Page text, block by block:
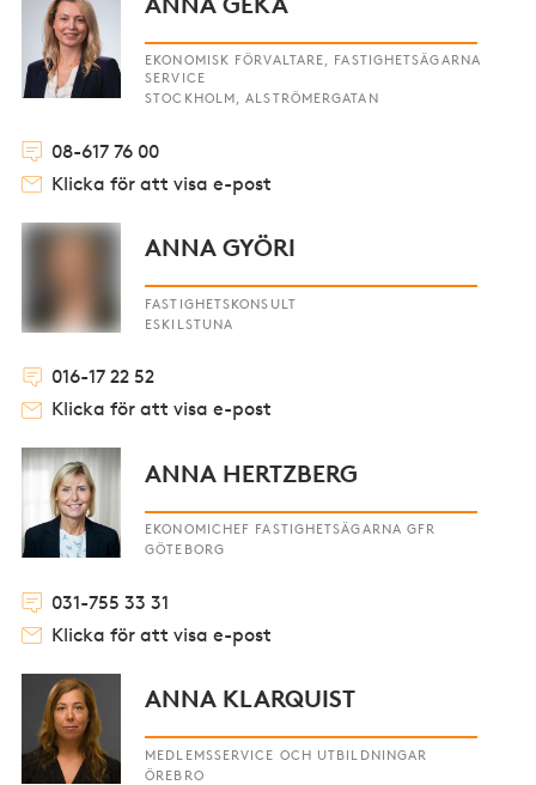
EKONOMISK FÖRVALTARE, FASTIGHETSÄGARNA
SERVICE
STOCKHOLM, ALSTRÖMERGATAN
08-617 76 00
Klicka för att visa e-post
ANNA GYÖRI
FASTIGHETSKONSULT
ESKILSTUNA
016-17 22 52
Klicka för att visa e-post
ANNA HERTZBERG
EKONOMICHEF FASTIGHETSÄGARNA GFR
GÖTEBORG
031-755 33 31
Klicka för att visa e-post
ANNA KLARQUIST
MEDLEMSSERVICE OCH UTBILDNINGAR
ÖREBRO